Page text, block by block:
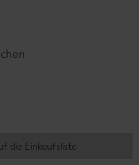
die Einkaufsliste